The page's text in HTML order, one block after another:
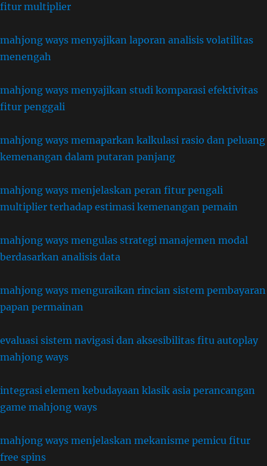
fitur multiplier
mahjong ways menyajikan laporan analisis volatilitas
menengah
mahjong ways menyajikan studi komparasi efektivitas
fitur penggali
mahjong ways memaparkan kalkulasi rasio dan peluang
kemenangan dalam putaran panjang
mahjong ways menjelaskan peran fitur pengali
multiplier terhadap estimasi kemenangan pemain
mahjong ways mengulas strategi manajemen modal
berdasarkan analisis data
mahjong ways menguraikan rincian sistem pembayaran
papan permainan
evaluasi sistem navigasi dan aksesibilitas fitu autoplay
mahjong ways
integrasi elemen kebudayaan klasik asia perancangan
game mahjong ways
mahjong ways menjelaskan mekanisme pemicu fitur
free spins